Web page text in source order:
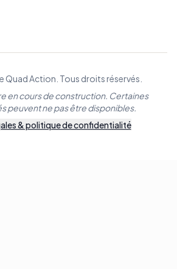
Action. Tous droits réservés.
en cours de construction. Certaines
peuvent ne pas être disponibles.
& politique de confidentialité